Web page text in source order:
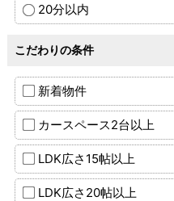
20分以内
こだわりの条件
新着物件
カースペース2台以上
LDK広さ15帖以上
LDK広さ20帖以上